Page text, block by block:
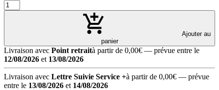
Ajouter au
panier
Livraison avec Point retraità partir de 0,00€ — prévue entre le
12/08/2026 et 13/08/2026
Livraison avec Lettre Suivie Service +à partir de 0,00€ — prévue
entre le 13/08/2026 et 14/08/2026